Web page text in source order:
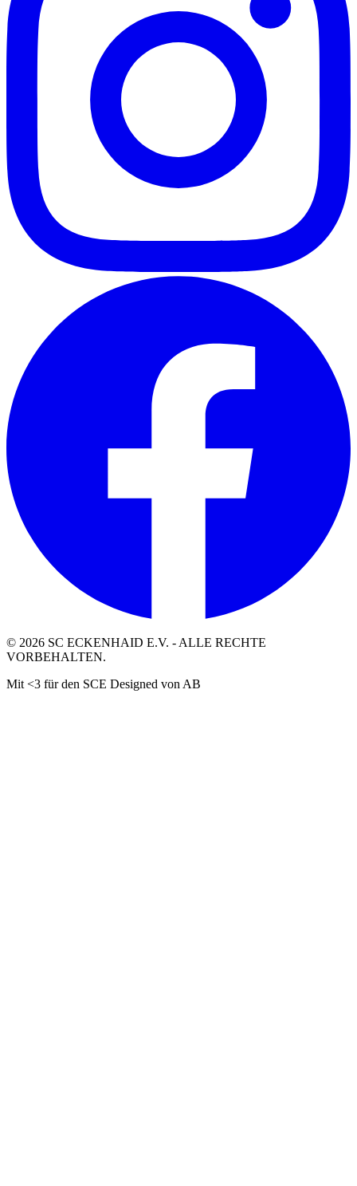
© 2026 SC ECKENHAID E.V. - ALLE RECHTE
VORBEHALTEN.
Mit <3 für den SCE Designed von AB